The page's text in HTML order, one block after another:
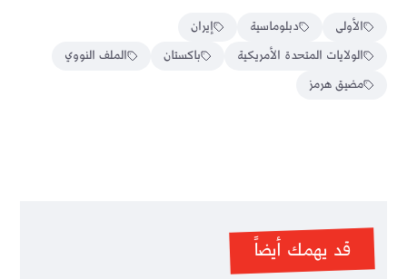
الأولى دبلوماسية
إيران
الولايات المتحدة الأمريكية
باكستان
الملف النووي
مضيق هرمز
قد يهمك أيضاً